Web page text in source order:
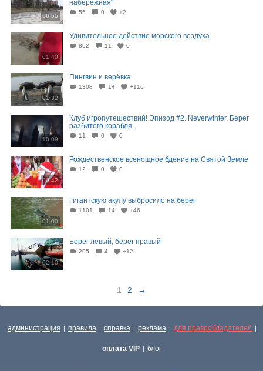
06:55
набережная"
55 0 +2
01:40
Удивительное действие морского воздуха.
802 11 0
01:32
Пингвин и верёвка
1308 14 +116
10:09
Клуб игропутешествий! Эпизод #2. Neverwinter. Берег
разбитого корабля.
11 0 0
00:42
Рождественское всенощное бдение на Святой Земле
12 0 0
01:00
Гигантскую акулу выбросило на берег
1101 14 +46
02:10
Берег левый, берег правый
295 4 +12
1 2 →
администрация | правила | справка | реклама | для правообладателей |
оплата VIP | блог